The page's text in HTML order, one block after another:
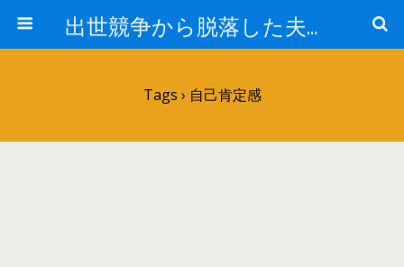
出世競争から脱落した夫と妻の日常
Tags › 自己肯定感